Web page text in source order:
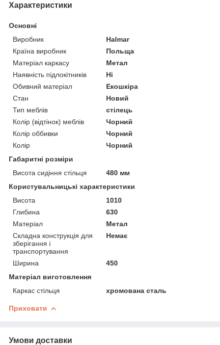
Характеристики
Основні
Виробник
Halmar
Країна виробник
Польща
Матеріал каркасу
Метал
Наявність підлокітників
Ні
Обивний матеріал
Екошкіра
Стан
Новий
Тип меблів
стілець
Колір (відтінок) меблів
Чорний
Колір оббивки
Чорний
Колір
Чорний
Габаритні розміри
Висота сидіння стільця
480 мм
Користувальницькі характеристики
Висота
1010
Глибина
630
Матеріал
Метал
Складна конструкція для
зберігання і
транспортування
Немає
Ширина
450
Матеріал виготовлення
Каркас стільця
хромована сталь
Приховати
Умови доставки